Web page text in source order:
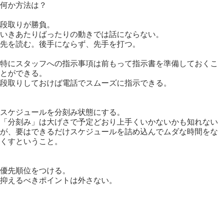
何か方法は？
段取りが勝負。
いきあたりばったりの動きでは話にならない。
先を読む。後手にならず、先手を打つ。
特にスタッフへの指示事項は前もって指示書を準備しておくこ
とができる。
段取りしておけば電話でスムーズに指示できる。
スケジュールを分刻み状態にする。
「分刻み」は大げさで予定どおり上手くいかないかも知れない
が、要はできるだけスケジュールを詰め込んでムダな時間をな
くすということ。
優先順位をつける。
抑えるべきポイントは外さない。